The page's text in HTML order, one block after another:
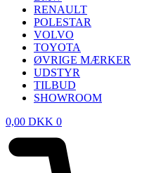
RENAULT
POLESTAR
VOLVO
TOYOTA
ØVRIGE MÆRKER
UDSTYR
TILBUD
SHOWROOM
0,00 DKK 0